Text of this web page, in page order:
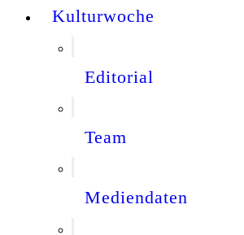
Kulturwoche
Editorial
Team
Mediendaten